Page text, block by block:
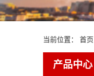
当前位置： 首页
产品中心